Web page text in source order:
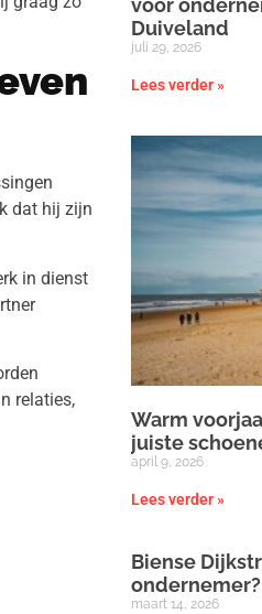
dat hij zijn
in dienst
relaties,
voor
Duiveland
juli 29, 2026
Lees verder »
Warm
juiste
april 9, 2026
Lees verder »
Biense
ondernemer?
maart 14, 2026